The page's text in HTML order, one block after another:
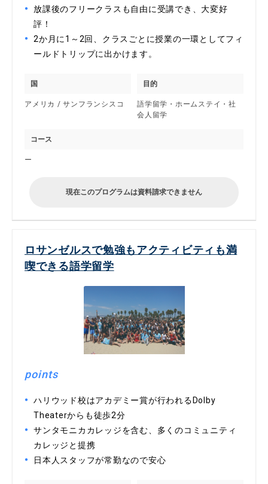
放課後のフリークラスも自由に受講でき、大変好
評！
2か月に1～2回、クラスごとに授業の一環としてフィ
ールドトリップに出かけます。
国
アメリカ / サンフランシスコ
目的
語学留学・ホームステイ・社
会人留学
コース
ー
現在このプログラムは資料請求できません
ロサンゼルスで勉強もアクティビティも満
喫できる語学留学
points
ハリウッド校はアカデミー賞が行われるDolby
Theaterからも徒歩2分
サンタモニカカレッジを含む、多くのコミュニティ
カレッジと提携
日本人スタッフが常勤なので安心